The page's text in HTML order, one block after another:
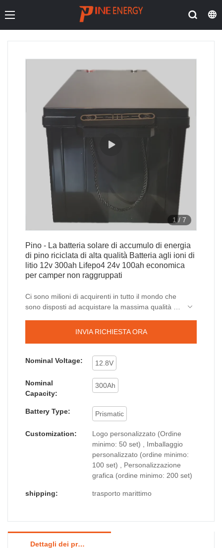
1/ 7
Pino - La batteria solare di accumulo di energia
di pino riciclata di alta qualità Batteria agli ioni di
litio 12v 300ah Lifepo4 24v 100ah economica
per camper non raggruppati
Ci sono milioni di acquirenti in tutto il mondo che
sono disposti ad acquistare la massima qualità di
Batteria solare economica 12v 300ah Lifepo4 24v
raggiungere i venditori che ha offerto loro i prezzi
che erano secondo il loro budget. Creiamo modi
semplici e migliori per consentire alle persone di
ottenere il miglior prodotto di cui hanno bisogno.
INVIA RICHIESTA ORA
Nominal Voltage: 12.8V
Nominal
Capacity:
300Ah
Battery Type: Prismatic
Customization:
Logo personalizzato (Ordine
minimo: 50 set) , Imballaggio
personalizzato (ordine minimo:
100 set) , Personalizzazione
grafica (ordine minimo: 200 set)
shipping: trasporto marittimo
Dettagli dei prodotti